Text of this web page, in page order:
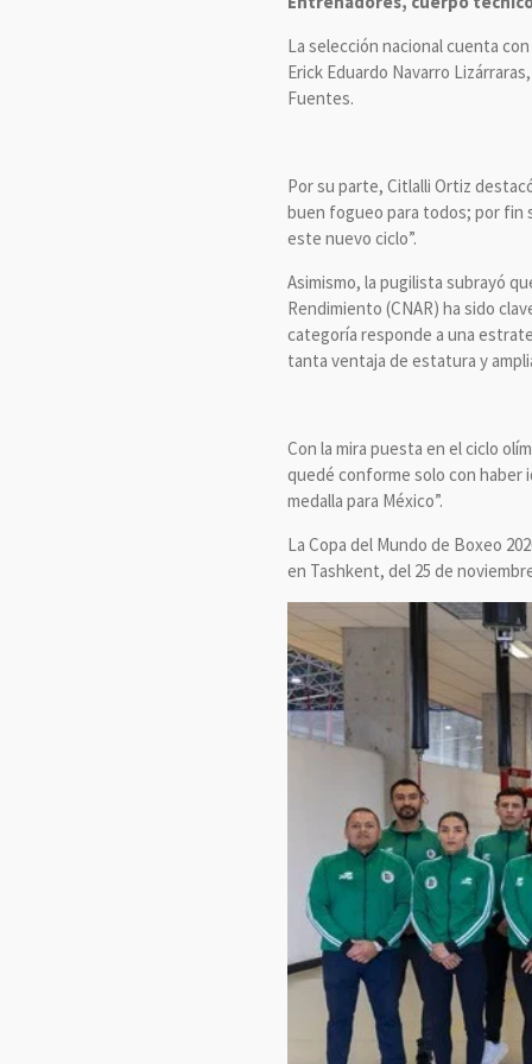
La selección nacional cuenta
Erick Eduardo Navarro
Fuentes.
Por su parte, Citlalli Ortiz
buen fogueo para todos; por fin
este nuevo ciclo”.
Asimismo, la pugilista subrayó
Rendimiento (CNAR) ha sido
categoría responde a una
tanta ventaja de estatura y
Con la mira puesta en el ciclo
quedé conforme solo con haber
medalla para México”.
La Copa del Mundo de Boxeo
en Tashkent, del 25 de